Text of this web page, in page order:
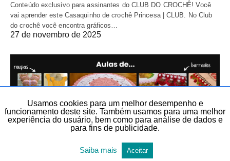
Conteúdo exclusivo para assinantes do CLUB DO CROCHÊ! Você
vai aprender este Casaquinho de crochê Princesa | CLUB. No Club
do crochê você encontra gráficos…
27 de novembro de 2025
Usamos cookies para um melhor desempenho e
funcionamento deste site. Também usamos para uma melhor
experiência do usuário, bem como para análise de dados e
para fins de publicidade.
Saiba mais Aceitar